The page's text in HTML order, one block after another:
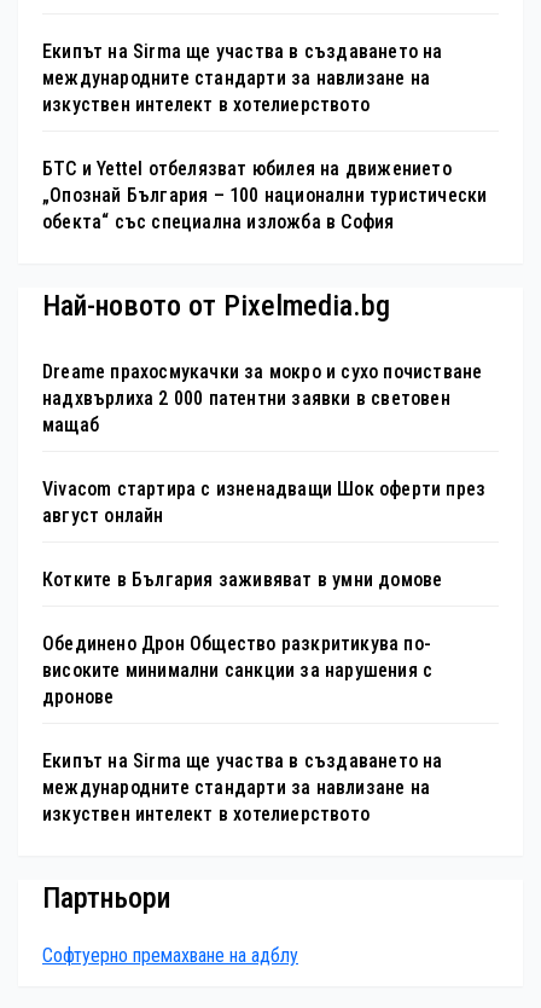
Екипът на Sirma ще участва в създаването на
международните стандарти за навлизане на
изкуствен интелект в хотелиерството
БТС и Yettel отбелязват юбилея на движението
„Опознай България – 100 национални туристически
обекта“ със специална изложба в София
Най-новото от Pixelmedia.bg
Dreame прахосмукачки за мокро и сухо почистване
надхвърлиха 2 000 патентни заявки в световен
мащаб
Vivacom стартира с изненадващи Шок оферти през
август онлайн
Котките в България заживяват в умни домове
Обединено Дрон Общество разкритикува по-
високите минимални санкции за нарушения с
дронове
Екипът на Sirma ще участва в създаването на
международните стандарти за навлизане на
изкуствен интелект в хотелиерството
Партньори
Софтуерно премахване на адблу